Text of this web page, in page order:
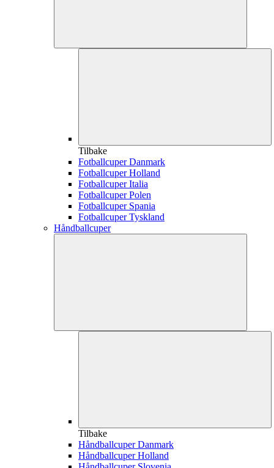
Tilbake
Fotballcuper Danmark
Fotballcuper Holland
Fotballcuper Italia
Fotballcuper Polen
Fotballcuper Spania
Fotballcuper Tyskland
Håndballcuper
Tilbake
Håndballcuper Danmark
Håndballcuper Holland